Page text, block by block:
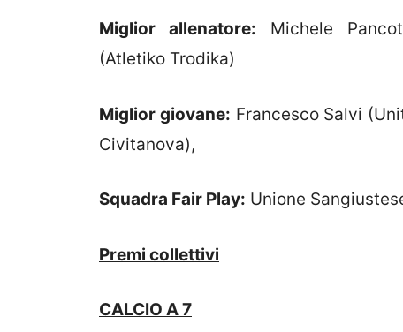
Miglior allenatore: Michele
(Atletiko Trodika)
Miglior giovane: Francesco Salvi
Civitanova),
Squadra Fair Play: Unione
Premi collettivi
CALCIO A 7